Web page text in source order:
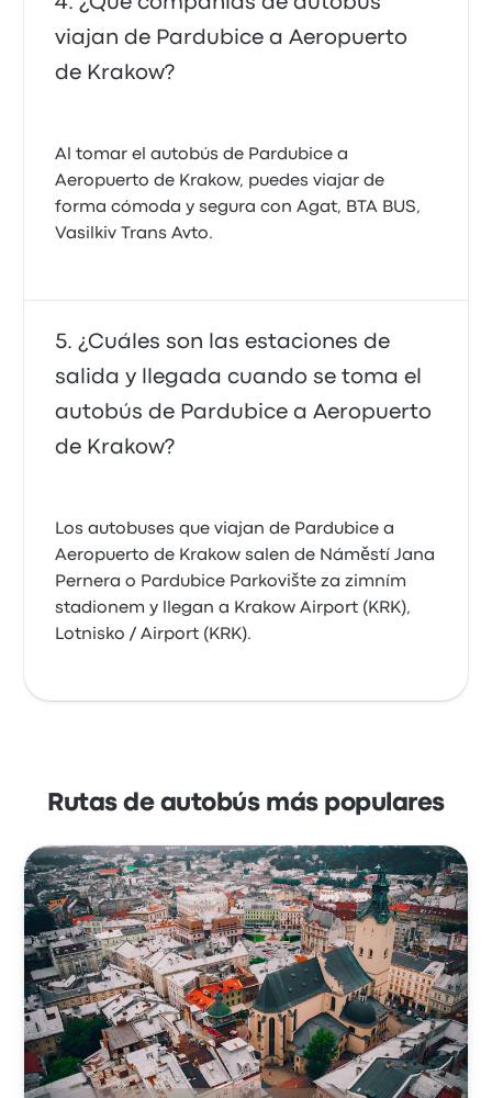
viajan de Pardubice a Aeropuerto
de Krakow?
Al tomar el autobús de Pardubice a
Aeropuerto de Krakow, puedes viajar de
forma cómoda y segura con Agat, ВТА BUS,
Vasilkiv Trans Avto.
¿Cuáles son las estaciones de
salida y llegada cuando se toma el
autobús de Pardubice a Aeropuerto
de Krakow?
Los autobuses que viajan de Pardubice a
Aeropuerto de Krakow salen de Náměstí Jana
Pernera o Pardubice Parkovište za zimním
stadionem y llegan a Krakow Airport (KRK),
Lotnisko / Airport (KRK).
Rutas de autobús más populares